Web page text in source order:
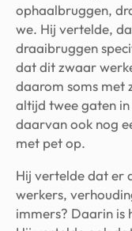
ophaalbruggen,
we. Hij vertelde,
draaibruggen
dat dit zwaar
daarom soms met
altijd twee gaten
daarvan ook nog
met pet op.
Hij vertelde dat er
werkers,
immers? Daarin is